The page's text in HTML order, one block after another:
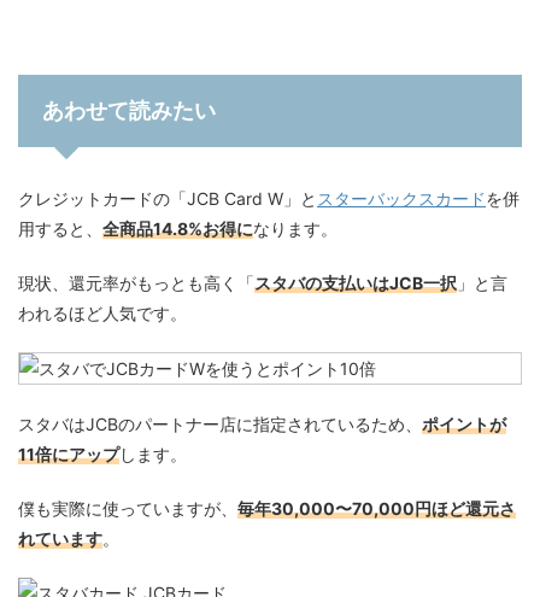
あわせて読みたい
クレジットカードの「JCB Card W」と スターバックスカードを併
用すると、 全商品14.8%お得になります。
現状、還元率がもっとも高く「スタバの支払いはJCB一択 」と言
われるほど人気です。
スタバはJCBのパートナー店に指定されているため、 ポイントが
11倍にアップします。
僕も実際に使っていますが、 毎年30,000〜70,000円ほど還元さ
れています。